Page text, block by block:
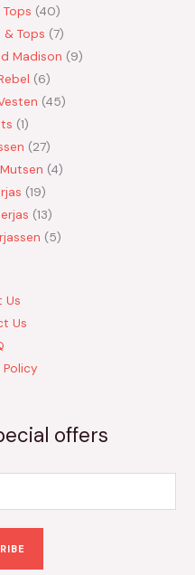
40
Tops 7
Madison 9
6
45
1
27
4
19
13
5
Us
Us
offers